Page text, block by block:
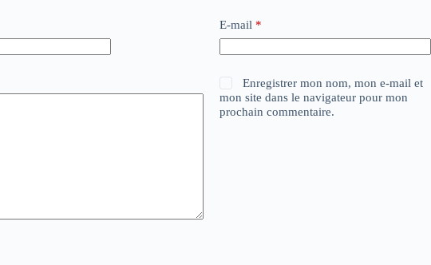
E-mail *
Enregistrer mon nom, mon e-mail et
mon site dans le navigateur pour mon
prochain commentaire.